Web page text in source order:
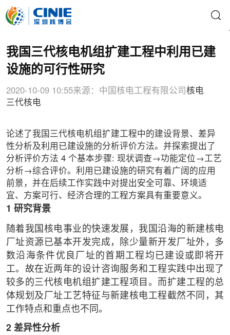
我国三代核电机组扩建工程中利用已建
设施的可行性研究
2020-10-09 10:55来源：中国核电工程有限公司 核电
三代核电
论述了我国三代核电机组扩建工程中的建设背景、差异
性分析及利用已建设施的分析评价方法。并探索提出了
分析评价方法 4 个基本步骤: 现状调查→功能定位→工艺
分析→综合评价。利用已建设施的研究有着广阔的应用
前景，并在后续工作实践中对提出安全可靠、环境适
宜、方案可行、经济合理的工程方案具有重要意义。
1 研究背景
随着我国核电事业的快速发展，我国沿海的新建核电
厂址资源已基本开发完成，除少量新开发厂址外，多
数沿海条件优良厂址的首期工程均已建设或即将开
工。故在近两年的设计咨询服务和工程实践中出现了
较多的三代核电机组扩建工程项目。而扩建工程的总
体规划及厂址工艺特征与新建核电工程截然不同，其
工作特点和重点也不同。
2 差异性分析